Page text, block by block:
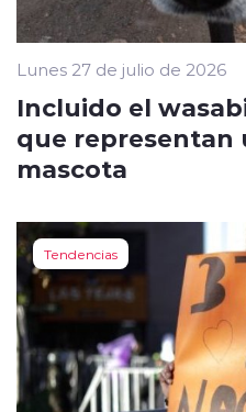
Lunes 27 de julio de 2026
Incluido el
que representan
mascota
Tendencias